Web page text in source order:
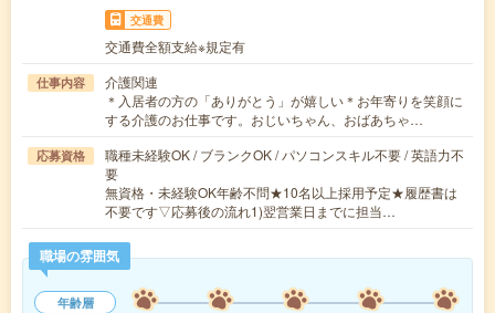
交通費
交通費全額支給※規定有
仕事内容
介護関連
＊入居者の方の「ありがとう」が嬉しい＊お年寄りを笑顔に
する介護のお仕事です。おじいちゃん、おばあちゃ…
応募資格
職種未経験OK / ブランクOK / パソコンスキル不要 / 英語力不
要
無資格・未経験OK年齢不問★10名以上採用予定★履歴書は
不要です▽応募後の流れ1)翌営業日までに担当…
職場の雰囲気
年齢層